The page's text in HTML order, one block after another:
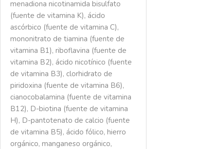
menadiona nicotinamida bisulfato
(fuente de vitamina K), ácido
ascórbico (fuente de vitamina C),
mononitrato de tiamina (fuente de
vitamina B1), riboflavina (fuente de
vitamina B2), ácido nicotínico (fuente
de vitamina B3), clorhidrato de
piridoxina (fuente de vitamina B6),
cianocobalamina (fuente de vitamina
B12), D-biotina (fuente de vitamina
H), D-pantotenato de calcio (fuente
de vitamina B5), ácido fólico, hierro
orgánico, manganeso orgánico,